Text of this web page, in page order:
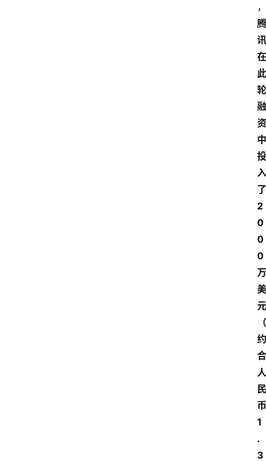
，
腾
讯
在
此
轮
融
资
中
投
入
了
2
0
0
0
万
美
元
（
约
合
人
民
币
1
.
3